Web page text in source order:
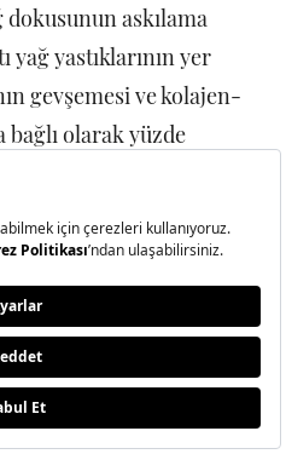
dokusunun askılama
yastıklarının yer
gevşemesi ve kolajen-
olarak yüzde
çıkar. Yaşa bağlı
alternatif olarak
geliştirilen Kilit
“dinamik askı”
üretilen sağlam